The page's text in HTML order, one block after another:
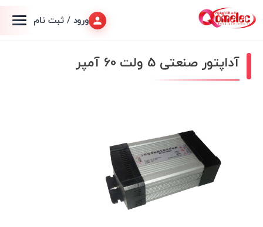
ورود / ثبت نام
آداپتور صنعتی 5 ولت 60 آمپر